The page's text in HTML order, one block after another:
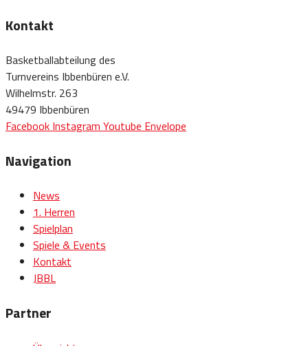
Kontakt
Basketballabteilung des
Turnvereins Ibbenbüren e.V.
Wilhelmstr. 263
49479 Ibbenbüren
Facebook Instagram Youtube Envelope
Navigation
News
1. Herren
Spielplan
Spiele & Events
Kontakt
JBBL
Partner